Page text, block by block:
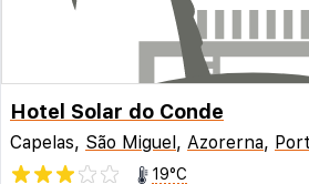
Hotel Solar do Conde
Capelas, São Miguel, Azorerna,
19°C